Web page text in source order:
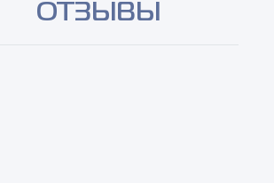
ОТЗЫВЫ